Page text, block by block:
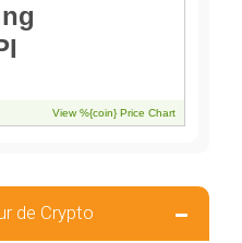
de Crypto